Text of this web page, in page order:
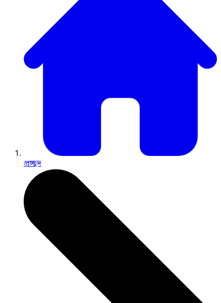
প্রচ্ছদ